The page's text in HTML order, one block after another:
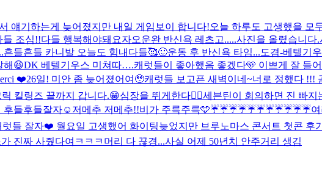
얘기하는게 늦어졌지만 내일 게임보이 합니다!오늘 하루도 고생했을 모
들 조심!!다들 행복해야돼요자오운완 반신욕 레츠고.....사진을 올렸습니다.
흔들흔들 카니발 오늘도 힘내다들🥰🙂운동 후 반신욕 타임...도겸-베텔기
해😆DK 베텔기우스 미쳐따….캐럿들이 좋아했음 좋겠다🩵 이쁘게 잘 들
❤️26일! 미안 좀 늦어졌어여🥹캐럿들 보고픈 새벽이네~너로 정했다 !!!
킬링즈 끝까지 갑니다.😁심장을 뛰게한다❤️‍🔥세븐틴이 회의하면 진 빠지
후들후들잘자☺️ 저메추 저메추!!비가 주륵주륵🩵☔️☔️☔️☔️☔️☔️☔️☔️☔️☔️☔️
럿들 잘자❤️ 월요일 고생했어 화이팅늦었지만 브루노마스 콘서트 첫콘 후
진짜 사줬다여ㅋㅋㅋ 머리 다 끊경...사실 어제 50년치 안주거리 생김